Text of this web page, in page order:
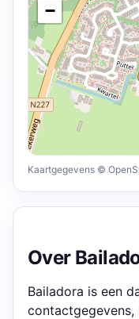
−
Kaartgegevens ©
Over
Bailadora is een